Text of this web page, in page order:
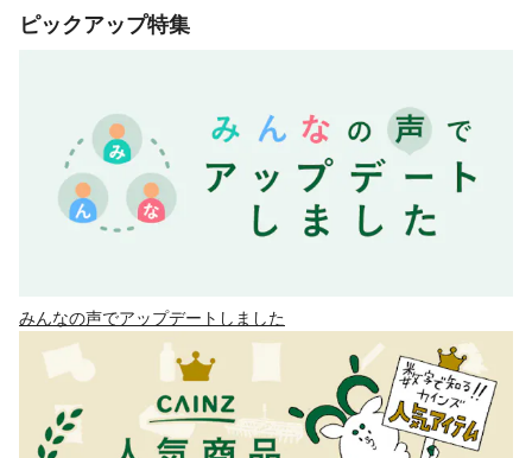
ピックアップ特集
みんなの声でアップデートしました